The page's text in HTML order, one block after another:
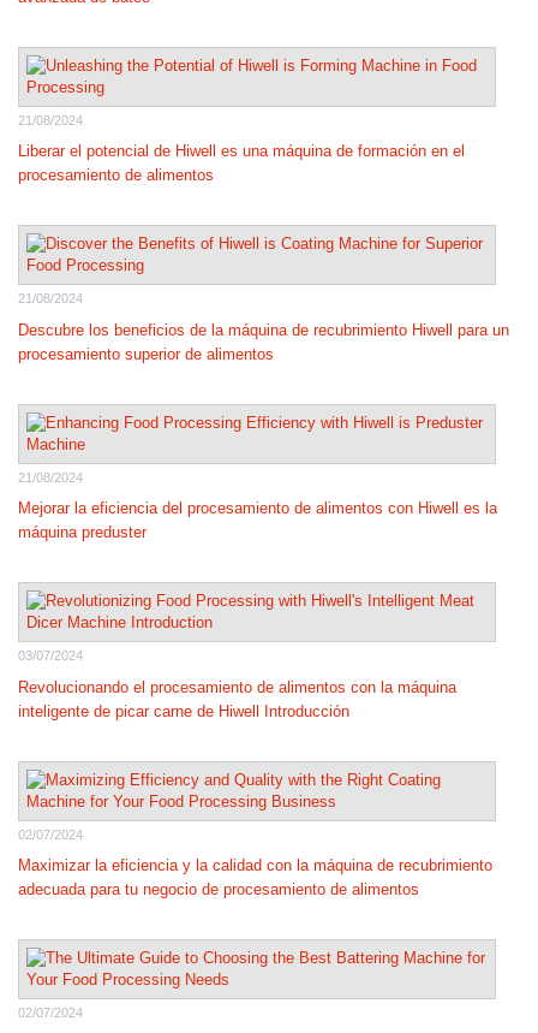
21/08/2024
Liberar el potencial de Hiwell es una máquina de formación en el
procesamiento de alimentos
21/08/2024
Descubre los beneficios de la máquina de recubrimiento Hiwell para un
procesamiento superior de alimentos
21/08/2024
Mejorar la eficiencia del procesamiento de alimentos con Hiwell es la
máquina preduster
03/07/2024
Revolucionando el procesamiento de alimentos con la máquina
inteligente de picar carne de Hiwell Introducción
02/07/2024
Maximizar la eficiencia y la calidad con la máquina de recubrimiento
adecuada para tu negocio de procesamiento de alimentos
02/07/2024